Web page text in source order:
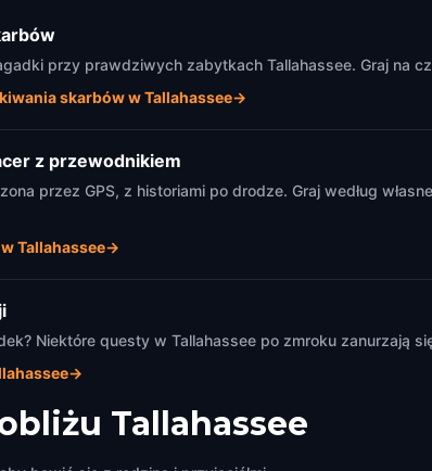
przy prawdziwych zabytkach Tallahassee. Graj na
skarbów w Tallahassee→
z przewodnikiem
przez GPS, z historiami po drodze. Graj według
Tallahassee→
Niektóre questy w Tallahassee po zmroku zanurzają
→
Tallahassee